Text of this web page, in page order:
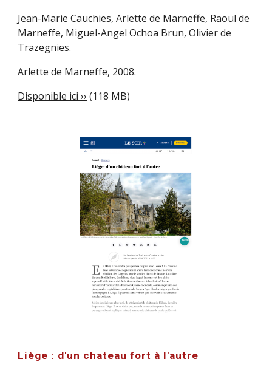
Jean-Marie Cauchies, Arlette de Marneffe, Raoul de
Marneffe, Miguel-Angel Ochoa Brun, Olivier de
Trazegnies.
Arlette de Marneffe, 2008.
Disponible ici ›› (118 MB)
Liège : d'un chateau fort à l'autre